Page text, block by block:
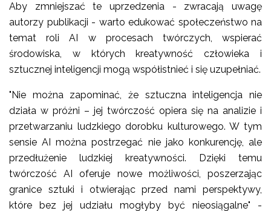
Aby zmniejszać te uprzedzenia - zwracają uwagę
autorzy publikacji - warto edukować społeczeństwo na
temat roli AI w procesach twórczych, wspierać
środowiska, w których kreatywność człowieka i
sztucznej inteligencji mogą współistnieć i się uzupełniać.
"Nie można zapominać, że sztuczna inteligencja nie
działa w próżni – jej twórczość opiera się na analizie i
przetwarzaniu ludzkiego dorobku kulturowego. W tym
sensie AI można postrzegać nie jako konkurencję, ale
przedłużenie ludzkiej kreatywności. Dzięki temu
twórczość AI oferuje nowe możliwości, poszerzając
granice sztuki i otwierając przed nami perspektywy,
które bez jej udziału mogłyby być nieosiągalne" -